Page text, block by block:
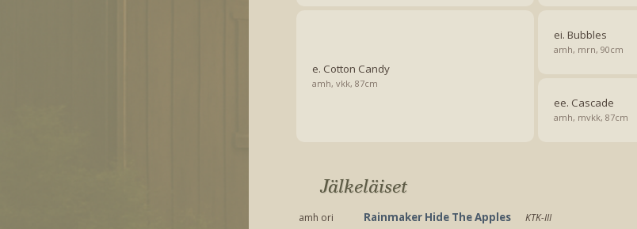
e. Cotton Candy
amh, vkk, 87cm
ei. Bubbles
amh, mrn, 90cm
ee. Cascade
amh, mvkk, 87cm
Jälkeläiset
amh ori Rainmaker Hide The Apples KTK-III